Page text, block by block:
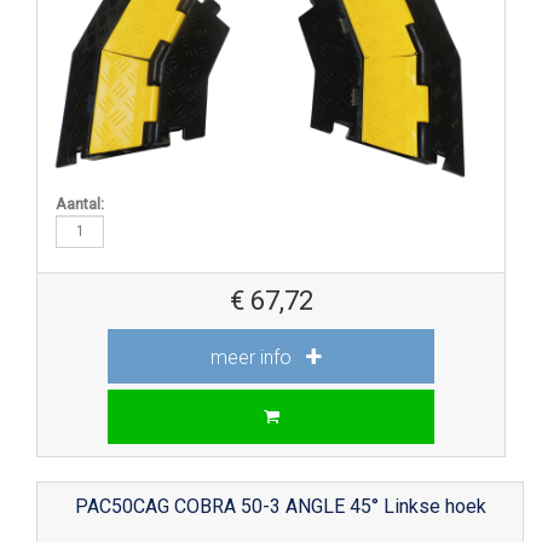
Aantal:
€ 67,72
meer info
PAC50CAG COBRA 50-3 ANGLE 45° Linkse hoek